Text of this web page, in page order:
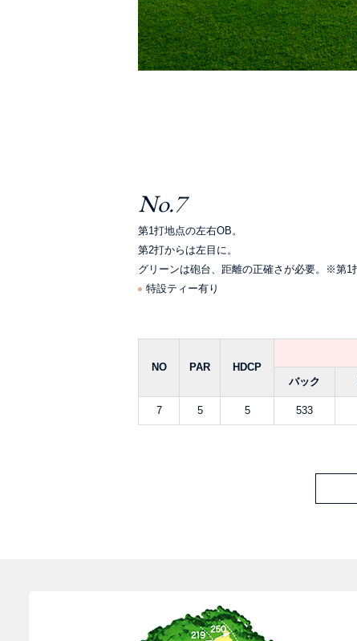
No.7
第1打地点の左右OB。
第2打からは左目に。
グリーンは砲台、距離の正確さが必要。※第1
特設ティー有り
NO PAR HDCP
バック
7 5 5 533